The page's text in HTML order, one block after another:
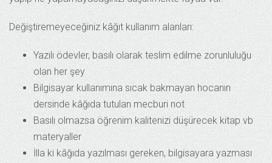
Değiştiremeyeceğiniz kâğıt kullanım alanları:
Yazılı ödevler, basılı olarak teslim edilme zorunluluğu
olan her şey
Bilgisayar kullanımına sıcak bakmayan hocanın
dersinde kâğıda tutulan mecburi not
Basılı olmazsa öğrenim kalitenizi düşürecek kitap vb
materyaller
İlla ki kâğıda yazılması gereken, bilgisayara yazması